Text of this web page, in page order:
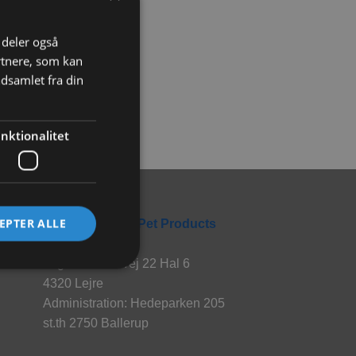
Rabbitpet
En del af World Pet Products
Lager: Hvalsøvej 22 Hal 6
4320 Lejre
Administration: Hedeparken 205
st.th 2750 Ballerup
også
som kan
fra din
ALLE